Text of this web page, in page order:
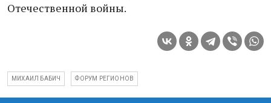
Отечественной войны.
МИХАИЛ БАБИЧ ФОРУМ РЕГИОНОВ